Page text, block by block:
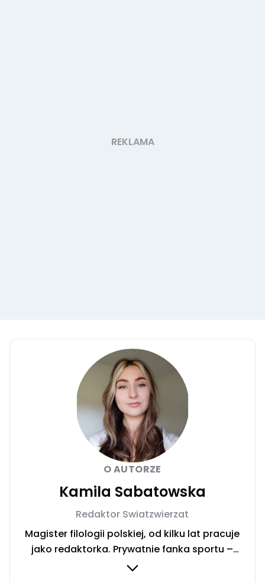
O AUTORZE
Kamila Sabatowska
Redaktor Swiatzwierzat
Magister filologii polskiej, od kilku lat pracuje
jako redaktorka. Prywatnie fanka sportu –
zwłaszcza siatkówki i miłośniczka zwierząt.